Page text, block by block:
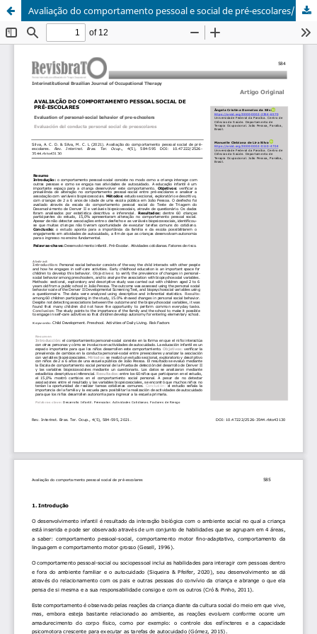
Avaliação do comportamento pessoal e social de pré-escolares/Evaluation of personal-social behavior of pre-schoolers